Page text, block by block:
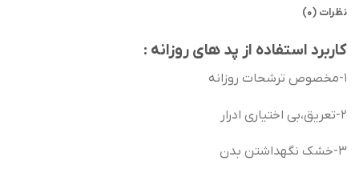
نظرات (0)
کاربرد استفاده از پد های روزانه :
1-مخصوص ترشحات روزانه
2-تعریق،بی اختیاری ادرار
3-خشک نگهداشتن بدن